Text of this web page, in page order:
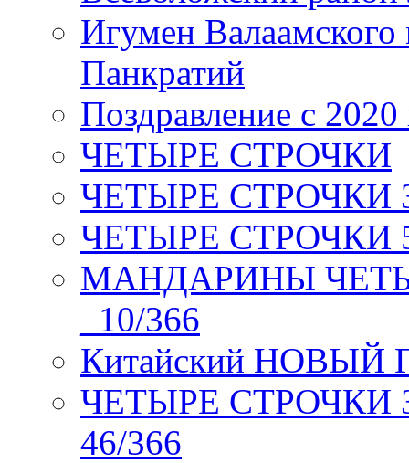
Игумен
Панкратий
Поздравление с 2020
ЧЕТЫРЕ СТРОЧКИ
ЧЕТЫРЕ СТРОЧКИ 3
ЧЕТЫРЕ СТРОЧКИ 5
МАНДАРИНЫ
_10/366
Китайский НОВЫЙ
ЧЕТЫРЕ СТРОЧКИ
46/366